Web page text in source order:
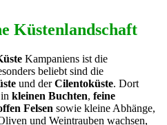
Küstenlandschaft
Kampaniens ist die
beliebt sind die
und derCilentoküste. Dort
in kleinen Buchten, feine
Felsen sowie kleine Abhänge,
und Weintrauben wachsen,